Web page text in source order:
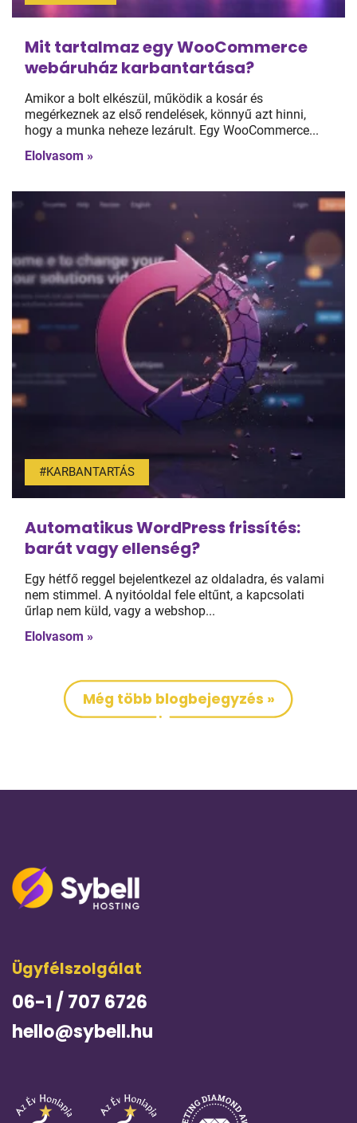
Mit tartalmaz egy WooCommerce
webáruház karbantartása?
Amikor a bolt elkészül, működik a kosár és
megérkeznek az első rendelések, könnyű azt hinni,
hogy a munka neheze lezárult. Egy WooCommerce...
Elolvasom »
#KARBANTARTÁS
Automatikus WordPress frissítés:
barát vagy ellenség?
Egy hétfő reggel bejelentkezel az oldaladra, és valami
nem stimmel. A nyitóoldal fele eltűnt, a kapcsolati
űrlap nem küld, vagy a webshop...
Elolvasom »
Még több blogbejegyzés »
Ügyfélszolgálat
06-1 / 707 6726
hello@sybell.hu